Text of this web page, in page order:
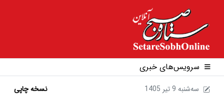
سرویس‌های خبری
1405 سه‌شنبه 9 تير نسخه چاپی